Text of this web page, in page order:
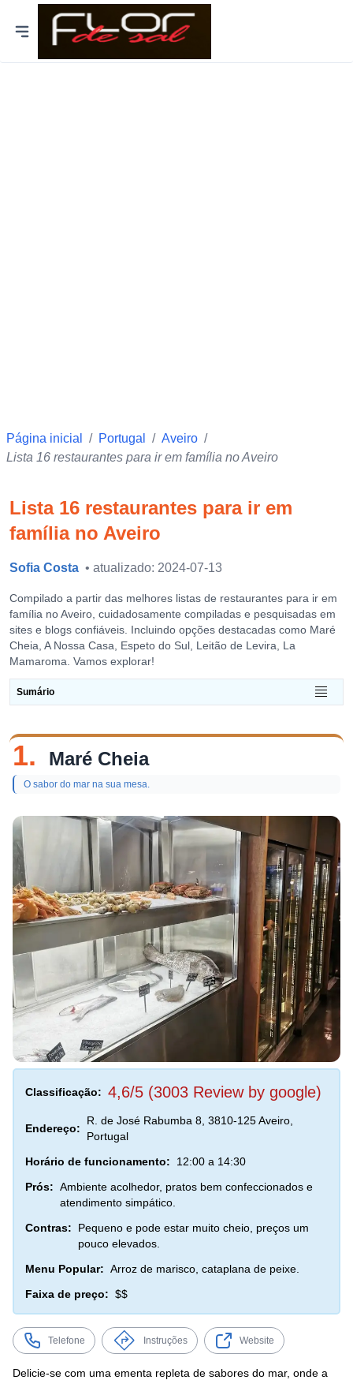
Página inicial / Portugal / Aveiro /
Lista 16 restaurantes para ir em família no Aveiro
Lista 16 restaurantes para ir em
família no Aveiro
Sofia Costa • atualizado: 2024-07-13
Compilado a partir das melhores listas de restaurantes para ir em
família no Aveiro, cuidadosamente compiladas e pesquisadas em
sites e blogs confiáveis. Incluindo opções destacadas como Maré
Cheia, A Nossa Casa, Espeto do Sul, Leitão de Levira, La
Mamaroma. Vamos explorar!
Sumário
1. Maré Cheia
O sabor do mar na sua mesa.
Classificação: 4,6/5 (3003 Review by google)
Endereço:
R. de José Rabumba 8, 3810-125 Aveiro,
Portugal
Horário de funcionamento:
12:00 a 14:30
Prós: Ambiente acolhedor, pratos bem confeccionados e
atendimento simpático.
Contras:
Pequeno e pode estar muito cheio, preços um
pouco elevados.
Menu Popular: Arroz de marisco, cataplana de peixe.
Faixa de preço: $$
Telefone Instruções Website
Delicie-se com uma ementa repleta de sabores do mar, onde a